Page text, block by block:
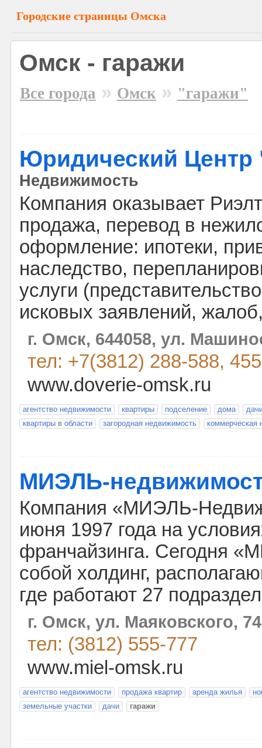
Городские страницы Омска
Омск - гаражи
Все города » Омск » "гаражи"
Юридический Центр
Недвижимость
Компания оказывает
продажа, перевод в
оформление: ипотеки,
наследство,
услуги
исковых заявлений,
г. Омск, 644058, ул.
тел: +7(3812) 288-588,
www.doverie-omsk.ru
агентство недвижимости квартиры подселение дома
квартиры в области
загородная недвижимость коммерческая
МИЭЛЬ-
Компания «МИЭЛЬ-
июня 1997 года на
франчайзинга. Сегодня
собой холдинг,
где работают 27
г. Омск, ул. Маяковского, 74
тел: (3812) 555-777
www.miel-omsk.ru
агентство недвижимости продажа квартир аренда жилья
земельные участки
дачи гаражи